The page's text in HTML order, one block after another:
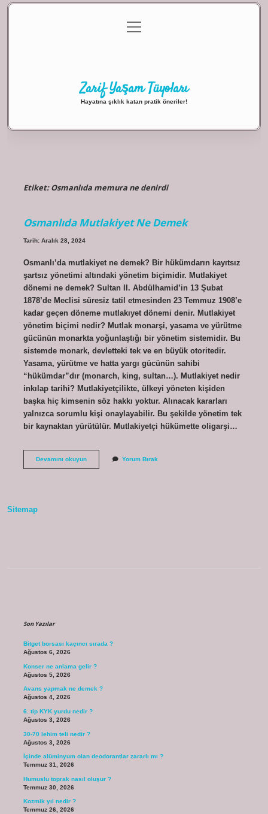
Gizlilik Politikası
menüyü
aç
Zarif Yaşam Tüyoları
Hayatına şıklık katan pratik öneriler!
Etiket:Osmanlıda memura ne denirdi
Osmanlıda Mutlakiyet Ne Demek
Tarih: Aralık 28, 2024
Osmanlı’da mutlakiyet ne demek? Bir hükümdarın kayıtsız
şartsız yönetimi altındaki yönetim biçimidir. Mutlakiyet
dönemi ne demek? Sultan II. Abdülhamid’in 13 Şubat
1878’de Meclisi süresiz tatil etmesinden 23 Temmuz 1908’e
kadar geçen döneme mutlakıyet dönemi denir. Mutlakiyet
yönetim biçimi nedir? Mutlak monarşi, yasama ve yürütme
gücünün monarkta yoğunlaştığı bir yönetim sistemidir. Bu
sistemde monark, devletteki tek ve en büyük otoritedir.
Yasama, yürütme ve hatta yargı gücünün sahibi
“hükümdar”dır (monarch, king, sultan…). Mutlakiyet nedir
inkılap tarihi? Mutlakiyetçilikte, ülkeyi yöneten kişiden
başka hiç kimsenin söz hakkı yoktur. Alınacak kararları
yalnızca sorumlu kişi onaylayabilir. Bu şekilde yönetim tek
bir kaynaktan yürütülür. Mutlakiyetçi hükümette oligarşi…
Devamını okuyunOsmanlıda
Yorum Bırak
Sitemap
Son Yazılar
Bitget borsası kaçıncı sırada ?
Ağustos 6, 2026
Konser ne anlama gelir ?
Ağustos 5, 2026
Avans yapmak ne demek ?
Ağustos 4, 2026
6. tip KYK yurdu nedir ?
Ağustos 3, 2026
30-70 lehim teli nedir ?
Ağustos 3, 2026
İçinde alüminyum olan deodorantlar zararlı mı ?
Temmuz 31, 2026
Humuslu toprak nasıl oluşur ?
Temmuz 30, 2026
Kozmik yıl nedir ?
Temmuz 26, 2026